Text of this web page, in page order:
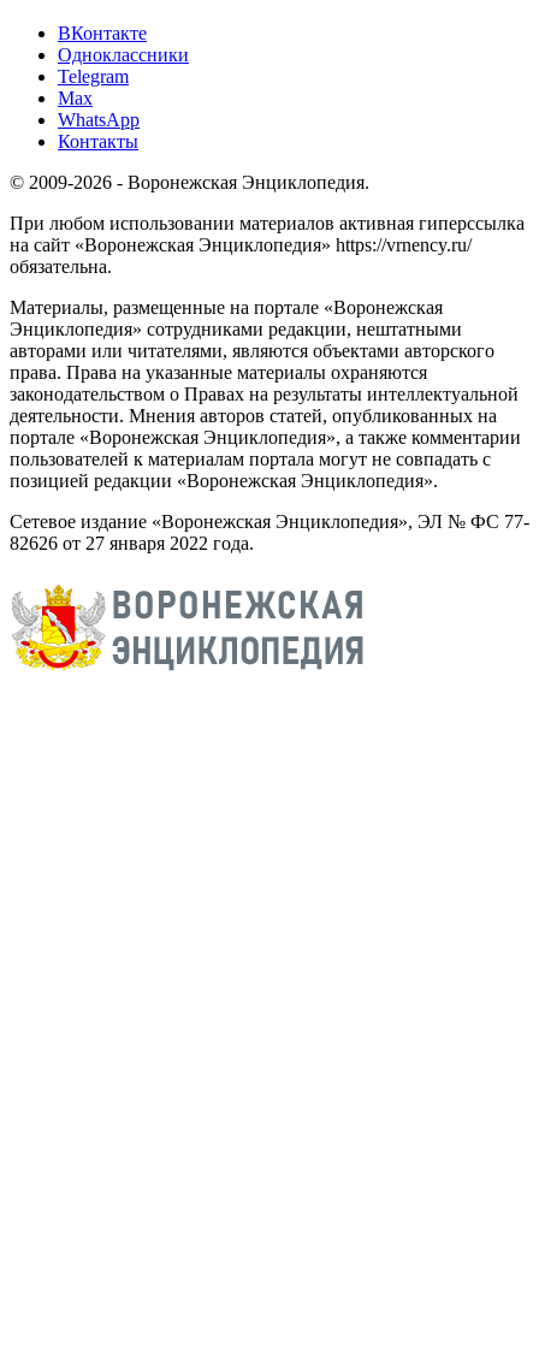
ВКонтакте
Одноклассники
Telegram
Max
WhatsApp
Контакты
© 2009-2026 - Воронежская Энциклопедия.
При любом использовании материалов активная гиперссылка
на сайт «Воронежская Энциклопедия» https://vrnency.ru/
обязательна.
Материалы, размещенные на портале «Воронежская
Энциклопедия» сотрудниками редакции, нештатными
авторами или читателями, являются объектами авторского
права. Права на указанные материалы охраняются
законодательством о Правах на результаты интеллектуальной
деятельности. Мнения авторов статей, опубликованных на
портале «Воронежская Энциклопедия», а также комментарии
пользователей к материалам портала могут не совпадать с
позицией редакции «Воронежская Энциклопедия».
Сетевое издание «Воронежская Энциклопедия», ЭЛ № ФС 77-
82626 от 27 января 2022 года.